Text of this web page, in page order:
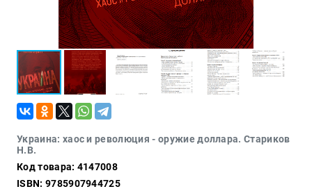
Украина: хаос и революция - оружие доллара. Стариков
Н.В.
Код товара: 4147008
ISBN: 9785907944725
Политика
Религия
Туризм
Разное
Кухня,
гастрономия,
кулинария
Красота
и